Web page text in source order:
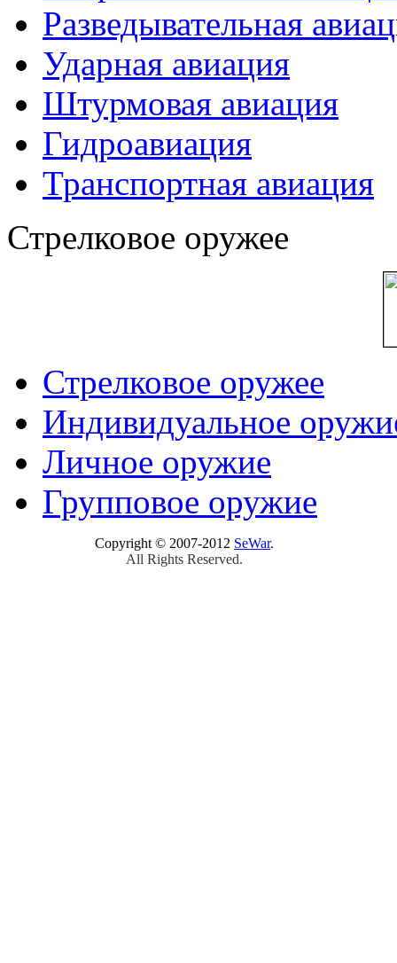
Разведывательная
Ударная авиация
Штурмовая авиация
Гидроавиация
Транспортная авиация
Стрелковое оружее
Стрелковое оружее
Индивидуальное
Личное оружие
Групповое оружие
Copyright © 2007-2012 SeWar.
All Rights Reserved.